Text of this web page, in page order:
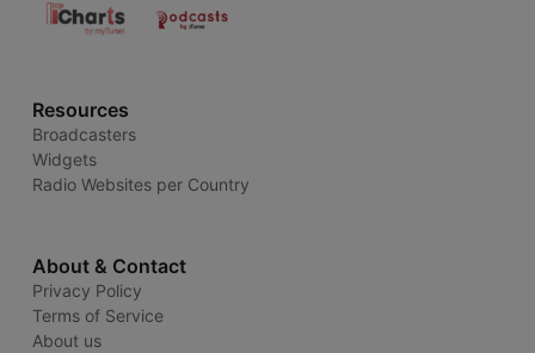
Resources
Broadcasters
Widgets
Radio Websites per Country
About & Contact
Privacy Policy
Terms of Service
About us